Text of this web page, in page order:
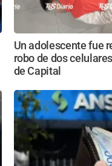
Un adolescente fue
robo de dos
de Capital